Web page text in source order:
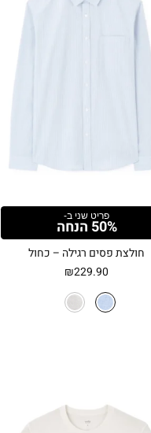
פריט שני ב-
50% הנחה
חולצת פסים רגילה – כחול
₪229.90